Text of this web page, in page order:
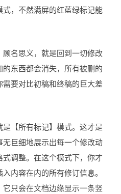
，不然满屏的红蓝绿标记能
顾名思义，就是回到一切修改
东西都会消失，所有被删的
要对比初稿和终稿的巨大差
是【所有标记】模式。这才是
巨细地展示出每一个修改动
调整。在这个模式下，你才
内容在内的所有修订信息。
只会在文档边缘显示一条竖